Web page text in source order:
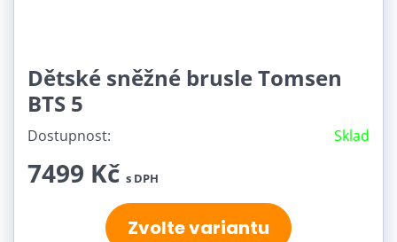
Dětské sněžné brusle Tomsen
BTS 5
Dostupnost: Sklad
7499 Kč s DPH
Zvolte variantu